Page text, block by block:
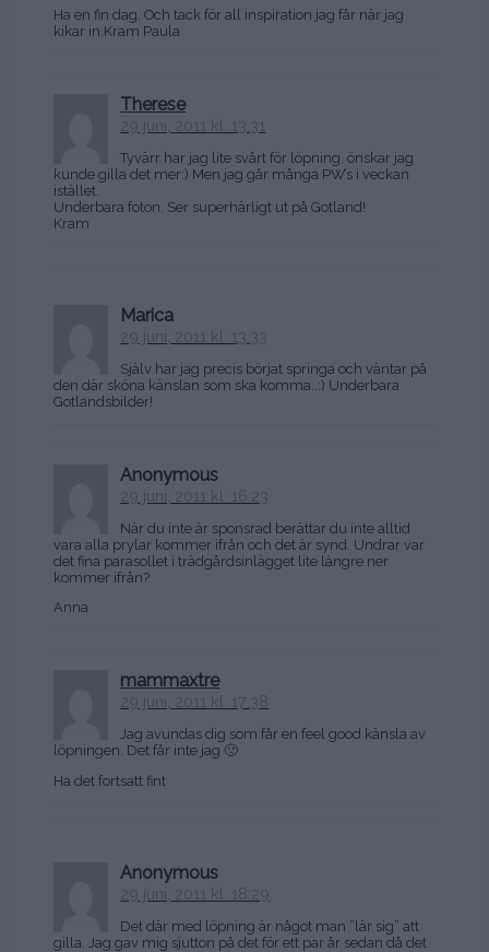
Ha en fin dag. Och tack för all inspiration jag får när jag
kikar in.Kram Paula
Therese
29 juni, 2011 kl. 13:31
Tyvärr har jag lite svårt för löpning, önskar jag
kunde gilla det mer:) Men jag går många PW’s i veckan
istället.
Underbara foton. Ser superhärligt ut på Gotland!
Kram
Marica
29 juni, 2011 kl. 13:33
Själv har jag precis börjat springa och väntar på
den där sköna känslan som ska komma..:) Underbara
Gotlandsbilder!
Anonymous
29 juni, 2011 kl. 16:23
När du inte är sponsrad berättar du inte alltid
vara alla prylar kommer ifrån och det är synd. Undrar var
det fina parasollet i trädgårdsinlägget lite längre ner
kommer ifrån?
Anna
mammaxtre
29 juni, 2011 kl. 17:38
Jag avundas dig som får en feel good känsla av
löpningen. Det får inte jag 🙁
Ha det fortsatt fint
Anonymous
29 juni, 2011 kl. 18:29
Det där med löpning är något man ”lär sig” att
gilla. Jag gav mig sjutton på det för ett par år sedan då det